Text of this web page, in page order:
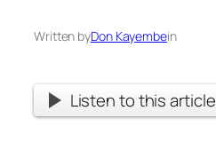
Written byDon Kayembein
Listen to this article